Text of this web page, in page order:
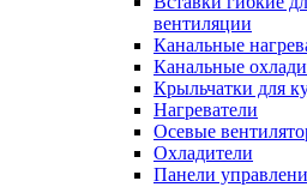
вентиляции
Канальные
Канальные
Крыльчатки для
Нагреватели
Осевые
Охладители
Панели